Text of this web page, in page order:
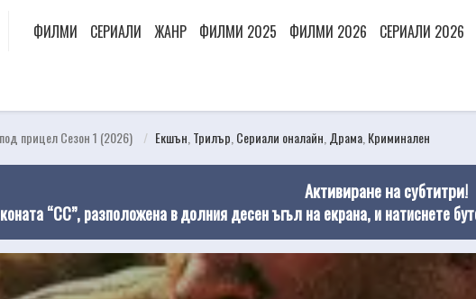
ФИЛМИ СЕРИАЛИ ЖАНР ФИЛМИ 2025 ФИЛМИ 2026 СЕРИАЛИ 2026
прицел Сезон 1 (2026) Екшън Трилър Сериали оналайн Драма Криминален
Активиране на субтитри!
“CC”, разположена в долния десен ъгъл на екрана, и натиснете